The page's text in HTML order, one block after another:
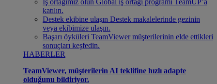
İş ortağımız olun Global iş ortağı programı TeamUP’a
katılın.
Destek ekibine ulaşın Destek makalelerinde gezinin
veya ekibimize ulaşın.
Başarı öyküleri TeamViewer müşterilerinin elde ettikleri
sonuçları keşfedin.
HABERLER
TeamViewer, müşterilerin AI teklifine hızlı adapte
olduğunu bildiriyor.